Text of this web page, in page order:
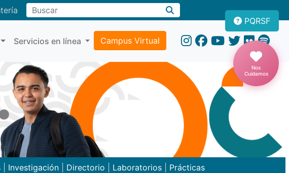
Buscar
Servicios en línea Campus Virtual
PQRSF
Nos
Cuidamos
| Investigación| Directorio Laboratorios| Prácticas